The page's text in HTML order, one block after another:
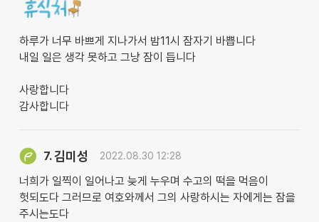
하루가 너무 바쁘게 지나가서 밤11시 잠자기 바쁩니다
내일 일은 생각 못하고 그냥 잠이 듭니다
사랑합니다
감사합니다
7.김미성 2022.08.30 12:28
너희가 일찍이 일어나고 늦게 누우며 수고의 떡을 먹음이
헛되도다 그러므로 여호와께서 그의 사랑하시는 자에게는 잠을
주시는도다